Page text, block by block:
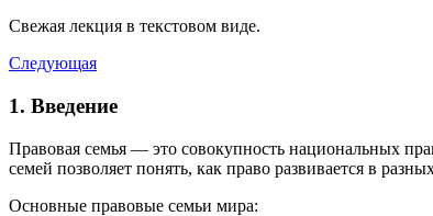
Свежая лекция в текстовом виде.
Следующая
1. Введение
Правовая семья — это совокупность национальных
семей позволяет понять, как право развивается в
Основные правовые семьи мира: